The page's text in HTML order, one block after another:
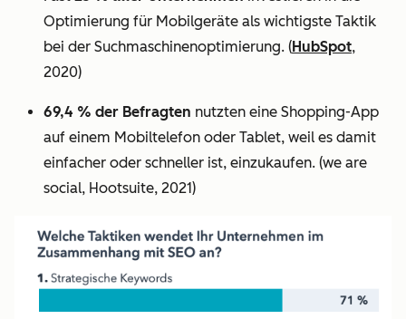
Optimierung für Mobilgeräte als wichtigste Taktik
bei der Suchmaschinenoptimierung. (HubSpot,
2020)
69,4 % der Befragten nutzten eine Shopping-App
auf einem Mobiltelefon oder Tablet, weil es damit
einfacher oder schneller ist, einzukaufen. (we are
social, Hootsuite, 2021)